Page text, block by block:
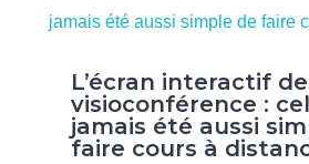
L’écran interactif de
visioconférence :
jamais été aussi
faire cours à